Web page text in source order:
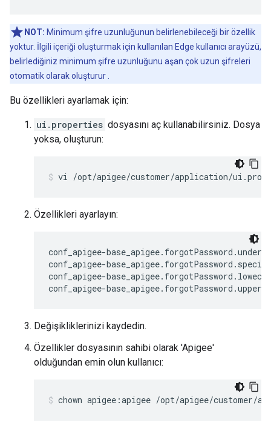
NOT: Minimum şifre uzunluğunun belirlenebileceği bir özellik
yoktur. İlgili içeriği oluşturmak için kullanılan Edge kullanıcı arayüzü,
belirlediğiniz minimum şifre uzunluğunu aşan çok uzun şifreleri
otomatik olarak oluşturur .
Bu özellikleri ayarlamak için:
ui.properties dosyasını aç kullanabilirsiniz. Dosya
yoksa, oluşturun:
vi /opt/apigee/customer/application/
Özellikleri ayarlayın:
conf_apigee-
conf_apigee-
conf_apigee-
conf_apigee-
Değişikliklerinizi kaydedin.
Özellikler dosyasının sahibi olarak 'Apigee'
olduğundan emin olun kullanıcı:
chown apigee:apigee /opt/apigee/customer/